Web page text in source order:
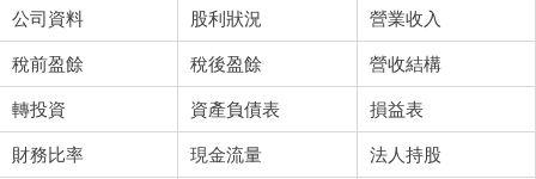
公司資料 股利狀況 營業收入
稅前盈餘 稅後盈餘 營收結構
轉投資 資產負債表 損益表
財務比率 現金流量 法人持股